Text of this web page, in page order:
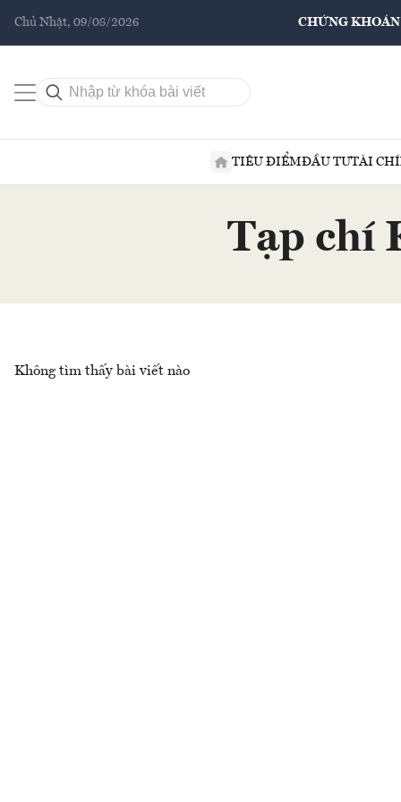
Chủ Nhật, 09/08/2026 CHỨNG KHOÁN
TIÊU ĐIỂMĐẦU TƯTÀI
Tạp chí
Không tìm thấy bài viết nào